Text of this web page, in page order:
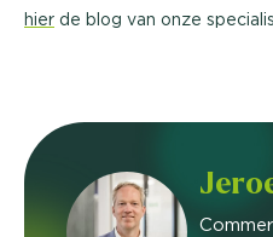
hier de blog van onze